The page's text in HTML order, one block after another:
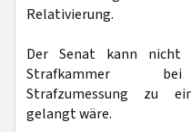
Relativierung.
Der Senat kann nicht
Strafkammer bei
Strafzumessung zu
gelangt wäre.